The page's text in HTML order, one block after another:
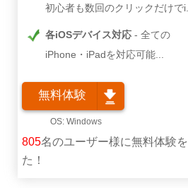
初心者も数回のクリックだけで
各iOSデバイス対応
全ての
iPhone・iPadを対応可能...
無料体験
805名のユーザー様に無料体験
た！